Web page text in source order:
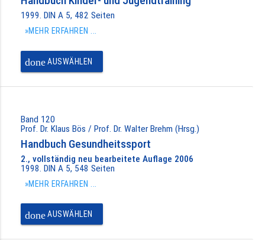
1999. DIN A 5, 482 Seiten
»MEHR ERFAHREN ...
doneAUSWÄHLEN
Band 120
Prof. Dr. Klaus Bös / Prof. Dr. Walter Brehm (Hrsg.)
Handbuch Gesundheitssport
2., vollständig neu bearbeitete Auflage 2006
1998. DIN A 5, 548 Seiten
»MEHR ERFAHREN ...
doneAUSWÄHLEN